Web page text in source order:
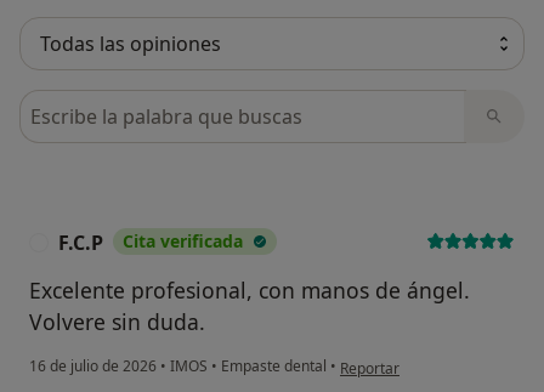
Busca en opiniones
F.C.P Cita verificada
Excelente profesional, con manos de ángel.
Volvere sin duda.
16 de julio de 2026 • IMOS • Empaste dental • en opinión del usuario F.C.P
Reportar